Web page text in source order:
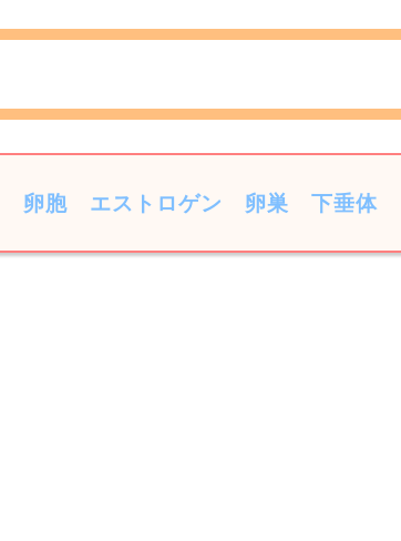
卵胞 エストロゲン 卵巣 下垂体